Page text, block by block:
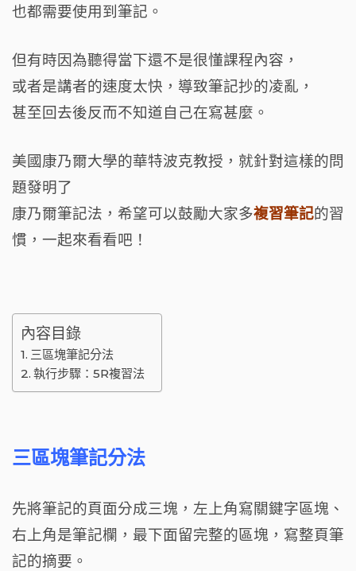
o
也都需要使用到筆記。
但有時因為聽得當下還不是很懂課程內容，
或者是講者的速度太快，導致筆記抄的凌亂，
甚至回去後反而不知道自己在寫甚麼。
美國康乃爾大學的華特波克教授，就針對這樣的問
題發明了
康乃爾筆記法，希望可以鼓勵大家多複習筆記的習
慣， 一起來看看吧！
內容目錄
三區塊筆記分法
執行步驟：5R複習法
三區塊筆記分法
先將筆記的頁面分成三塊，左上角寫關鍵字區塊、
右上角是筆記欄，最下面留完整的區塊，寫整頁筆
記的摘要。